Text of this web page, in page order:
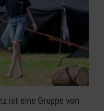
ist eine Gruppe von